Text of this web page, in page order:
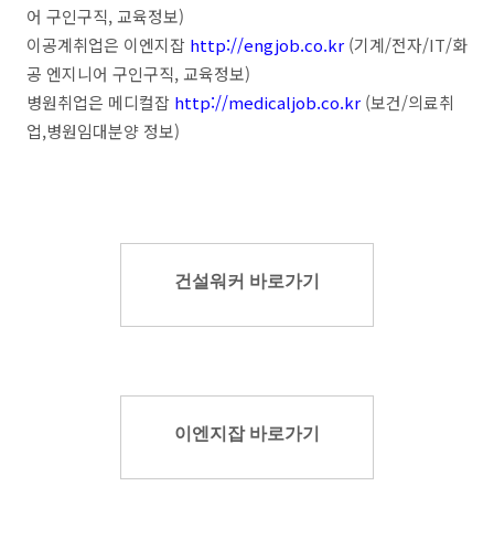
어 구인구직, 교육정보)
이공계취업은 이엔지잡 http://engjob.co.kr (기계/전자/IT/화
공 엔지니어 구인구직, 교육정보)
병원취업은 메디컬잡 http://medicaljob.co.kr (보건/의료취
업,병원임대분양 정보)
건설워커 바로가기
이엔지잡 바로가기